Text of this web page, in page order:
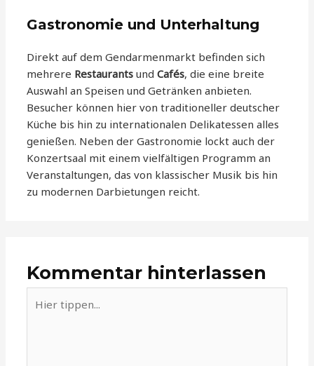
Gastronomie und Unterhaltung
Direkt auf dem Gendarmenmarkt befinden sich
mehrere Restaurants undCafés, die eine breite
Auswahl an Speisen und Getränken anbieten.
Besucher können hier von traditioneller deutscher
Küche bis hin zu internationalen Delikatessen alles
genießen. Neben der Gastronomie lockt auch der
Konzertsaal mit einem vielfältigen Programm an
Veranstaltungen, das von klassischer Musik bis hin
zu modernen Darbietungen reicht.
Kommentar hinterlassen
tippen...